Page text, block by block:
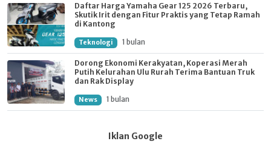
Daftar Harga Yamaha Gear 125 2026 Terbaru,
Skutik Irit dengan Fitur Praktis yang Tetap Ramah
di Kantong
Teknologi 1 bulan
Dorong Ekonomi Kerakyatan, Koperasi Merah
Putih Kelurahan Ulu Rurah Terima Bantuan Truk
dan Rak Display
News 1 bulan
Iklan Google